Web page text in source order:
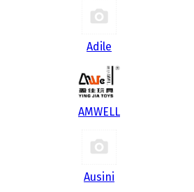
Adile
AMWELL
Ausini